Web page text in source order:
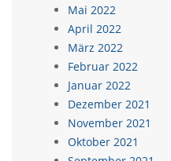
Mai 2022
April 2022
März 2022
Februar 2022
Januar 2022
Dezember 2021
November 2021
Oktober 2021